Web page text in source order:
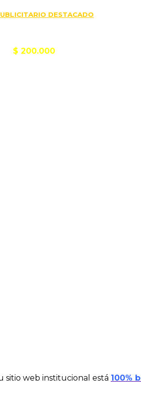
DESTACADO
$ 200.000
sitio web institucional está 100%